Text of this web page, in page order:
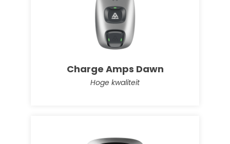
Charge Amps Dawn
Hoge kwaliteit
Enphase IQ Battery 3T
Betrouwbaar, slim, eenvoudig, en veilig